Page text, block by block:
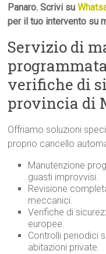
Panaro. Scrivi su
per il tuo intervento su
Servizio di
verifiche di
provincia di
Offriamo soluzioni
proprio cancello
Manutenzione
guasti improvvisi.
Revisione
meccanici.
Verifiche di
europee.
Controlli periodici
abitazioni private.